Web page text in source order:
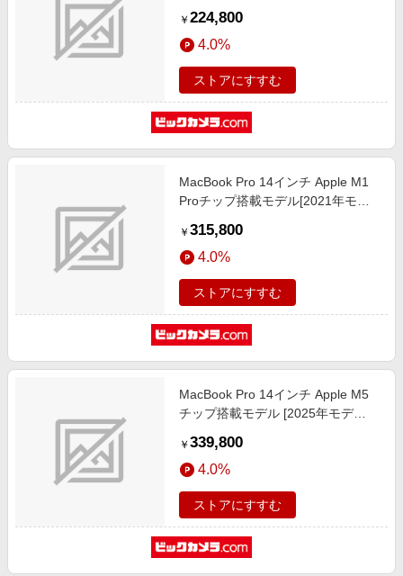
CPUと8コアGPU] シルバー
MDH74J/A
￥ 224,800
4.0%
ストアにすすむ
MacBook Pro 14インチ Apple M1
Proチップ搭載モデル[2021年モデ
CPUと16コアGPU ]スペースグレイ
MKGQ3J/A
￥ 315,800
4.0%
ストアにすすむ
MacBook Pro 14インチ Apple M5
チップ搭載モデル [2025年モデ
CPUと10コアGPU] シルバー
MDE54J/A
￥ 339,800
4.0%
ストアにすすむ